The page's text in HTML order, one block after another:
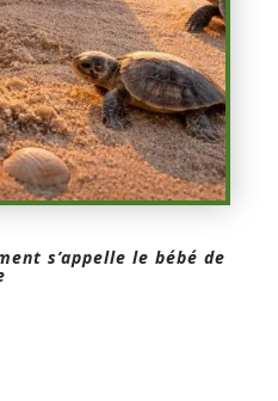
s’appelle le bébé de